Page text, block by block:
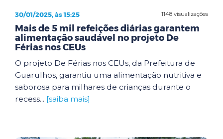
1148 visualizações
30/01/2025, às 15:25
Mais de 5 mil refeições diárias garantem
alimentação saudável no projeto De
Férias nos CEUs
O projeto De Férias nos CEUs, da Prefeitura de
Guarulhos, garantiu uma alimentação nutritiva e
saborosa para milhares de crianças durante o
recess... [saiba mais]